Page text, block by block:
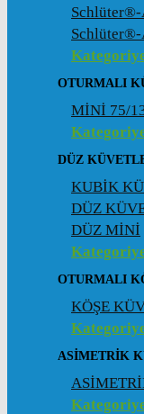
OTURMALI
MİNİ 75/
DÜZ
KUBİK
DÜZ
DÜZ MİNİ
OTURMALI
KÖŞE
ASIMETRIK